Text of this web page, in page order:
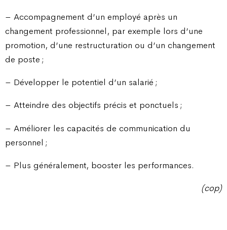
– Accompagnement d’un employé après un
changement professionnel, par exemple lors d’une
promotion, d’une restructuration ou d’un changement
de poste ;
– Développer le potentiel d’un salarié ;
– Atteindre des objectifs précis et ponctuels ;
– Améliorer les capacités de communication du
personnel ;
– Plus généralement, booster les performances.
(cop)